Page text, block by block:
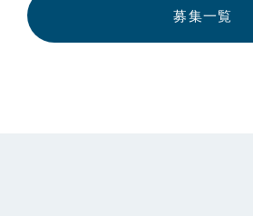
募集一覧